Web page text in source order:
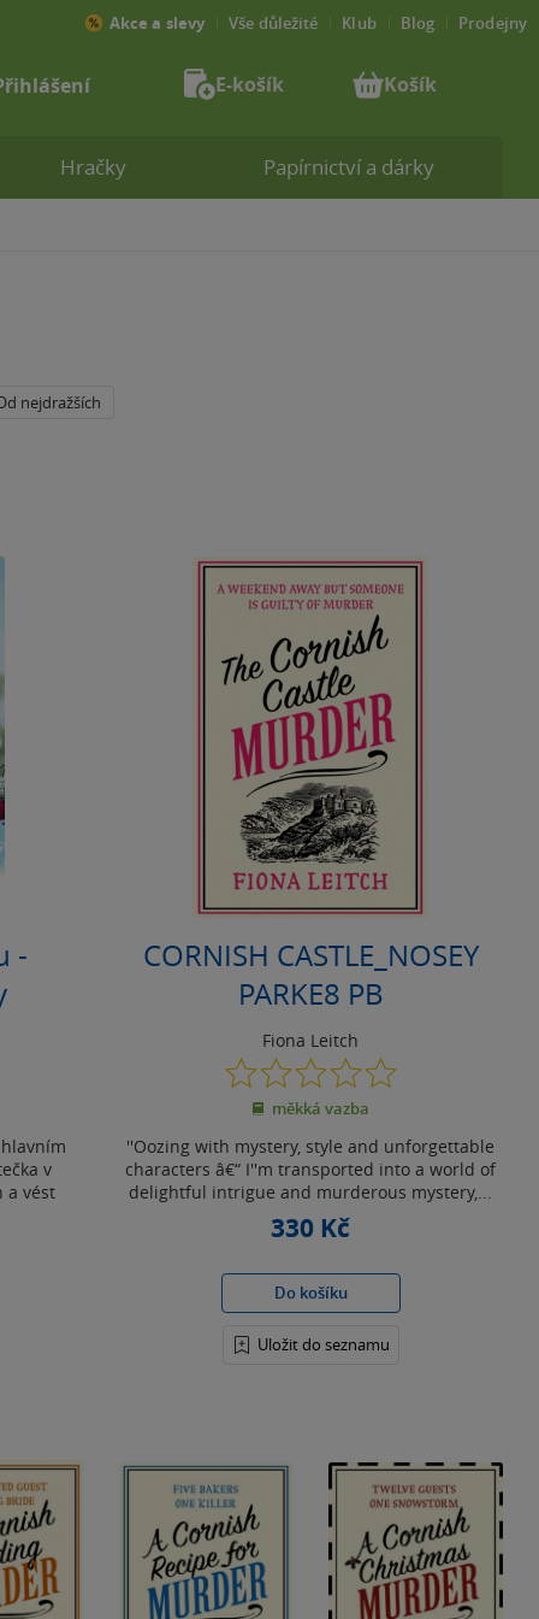
nejdražších
-
v
a vést
CORNISH CASTLE_NOSEY
PARKE8 PB
Fiona Leitch
0.0
z
5
měkká vazba
''Oozing with mystery, style and unforgettable
characters â€“ I''m transported into a world of
delightful intrigue and murderous mystery,...
330 Kč
Do košíku
Uložit do seznamu
Hračky Papírnictví a dárky
Akce a slevy Vše důležité Klub Blog Prodejny
E-košík Košík